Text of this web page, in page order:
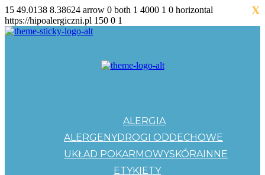
15 49.0138 8.38624 arrow 0 both 1 4000 1 0 horizontal
https://hipoalergiczni.pl 150 0 1
ALERGIA
ALERGENYDROGI ODDECHOWE
UKŁAD POKARMOWYSKÓRAINNE
ETYKIETY
X